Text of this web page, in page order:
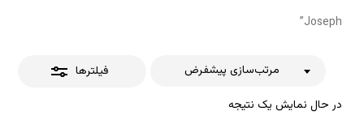
Joseph”
فیلترها
در حال نمایش یک نتیجه
مرتب‌سازی پیشفرض